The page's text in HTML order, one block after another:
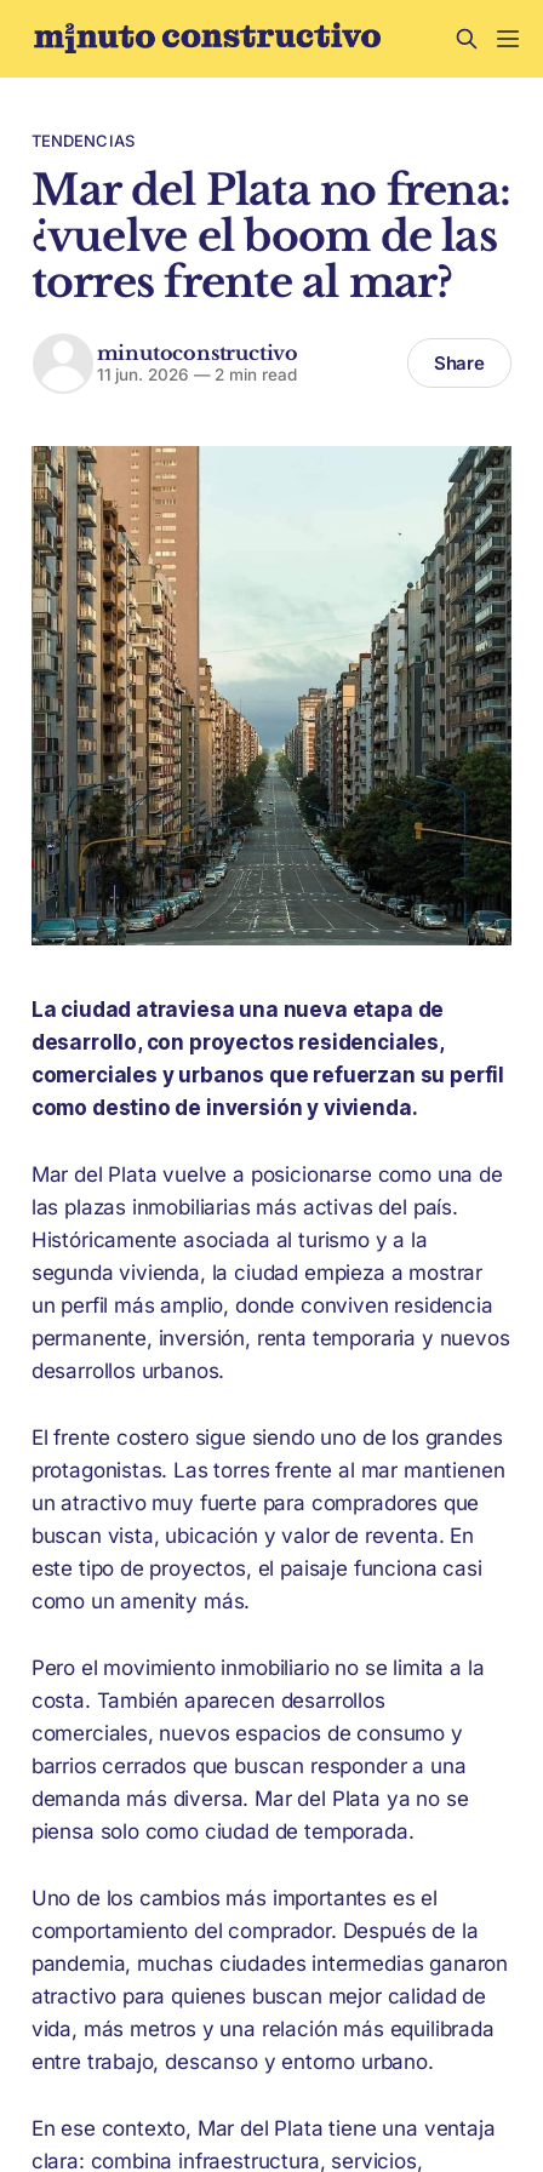
TENDENCIAS
Mar del Plata no frena:
¿vuelve el boom de las
torres frente al mar?
minutoconstructivo
11 jun. 2026 —2 min read Share
La ciudad atraviesa una nueva etapa de
desarrollo, con proyectos residenciales,
comerciales y urbanos que refuerzan su perfil
como destino de inversión y vivienda.
Mar del Plata vuelve a posicionarse como una de
las plazas inmobiliarias más activas del país.
Históricamente asociada al turismo y a la
segunda vivienda, la ciudad empieza a mostrar
un perfil más amplio, donde conviven residencia
permanente, inversión, renta temporaria y nuevos
desarrollos urbanos.
El frente costero sigue siendo uno de los grandes
protagonistas. Las torres frente al mar mantienen
un atractivo muy fuerte para compradores que
buscan vista, ubicación y valor de reventa. En
este tipo de proyectos, el paisaje funciona casi
como un amenity más.
Pero el movimiento inmobiliario no se limita a la
costa. También aparecen desarrollos
comerciales, nuevos espacios de consumo y
barrios cerrados que buscan responder a una
demanda más diversa. Mar del Plata ya no se
piensa solo como ciudad de temporada.
Uno de los cambios más importantes es el
comportamiento del comprador. Después de la
pandemia, muchas ciudades intermedias ganaron
atractivo para quienes buscan mejor calidad de
vida, más metros y una relación más equilibrada
entre trabajo, descanso y entorno urbano.
En ese contexto, Mar del Plata tiene una ventaja
clara: combina infraestructura, servicios,